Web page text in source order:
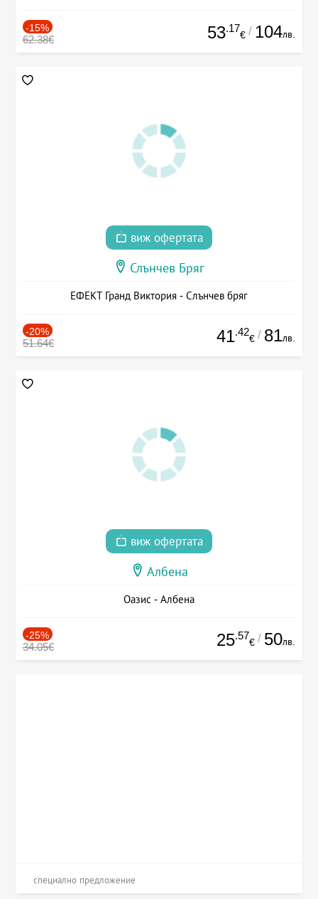
-15%
62.38€ 53.17
€ / 104лв.
виж офертата
Слънчев Бряг
ЕФЕКТ Гранд Виктория - Слънчев бряг
-20%
51.64€ 41.42
€ / 81лв.
виж офертата
Албена
Оазис - Албена
-25%
34.05€ 25.57
€ / 50лв.
специално предложение